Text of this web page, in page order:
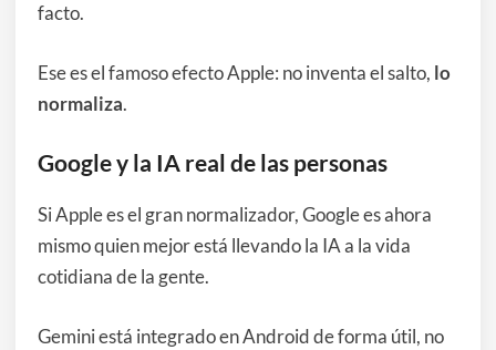
facto.
Ese es el famoso efecto Apple: no inventa el salto, lo
normaliza.
Google y la IA real de las personas
Si Apple es el gran normalizador, Google es ahora
mismo quien mejor está llevando la IA a la vida
cotidiana de la gente.
Gemini está integrado en Android de forma útil, no